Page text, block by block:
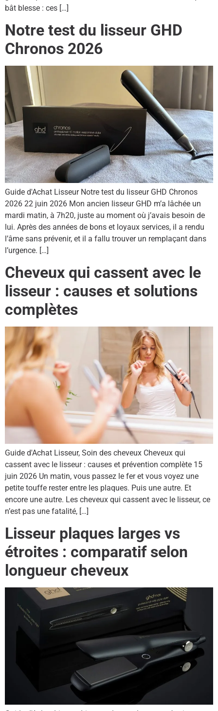
bât blesse : ces […]
Notre test du lisseur GHD
Chronos 2026
Guide d'Achat Lisseur Notre test du lisseur GHD Chronos
2026 22 juin 2026 Mon ancien lisseur GHD m’a lâchée un
mardi matin, à 7h20, juste au moment où j’avais besoin de
lui. Après des années de bons et loyaux services, il a rendu
l’âme sans prévenir, et il a fallu trouver un remplaçant dans
l’urgence. […]
Cheveux qui cassent avec le
lisseur : causes et solutions
complètes
Guide d'Achat Lisseur, Soin des cheveux Cheveux qui
cassent avec le lisseur : causes et prévention complète 15
juin 2026 Un matin, vous passez le fer et vous voyez une
petite touffe rester entre les plaques. Puis une autre. Et
encore une autre. Les cheveux qui cassent avec le lisseur, ce
n’est pas une fatalité, […]
Lisseur plaques larges vs
étroites : comparatif selon
longueur cheveux